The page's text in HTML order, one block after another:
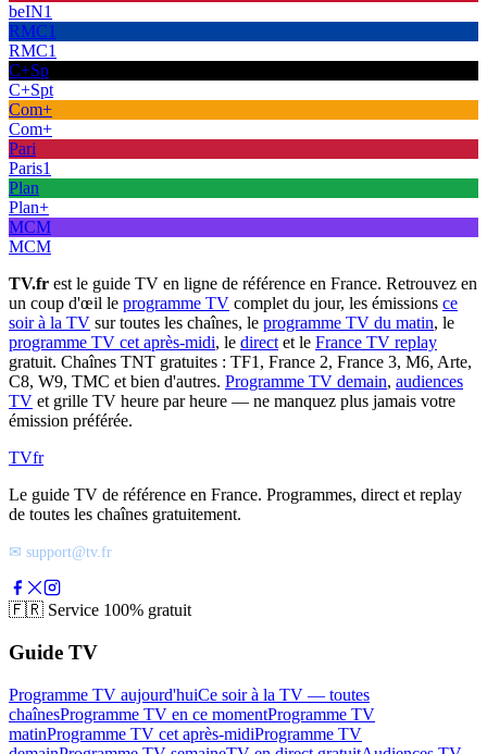
beIN1
RMC1
RMC1
C+Sp
C+Spt
Com+
Com+
Pari
Paris1
Plan
Plan+
MCM
MCM
TV.fr est le guide TV en ligne de référence en France. Retrouvez en
un coup d'œil le programme TV complet du jour, les émissions ce
soir à la TV sur toutes les chaînes, le programme TV du matin, le
programme TV cet après-midi, le direct et le France TV replay
gratuit. Chaînes TNT gratuites : TF1, France 2, France 3, M6, Arte,
C8, W9, TMC et bien d'autres. Programme TV demain, audiences
TV et grille TV heure par heure — ne manquez plus jamais votre
émission préférée.
TVfr
Le guide TV de référence en France. Programmes, direct et replay
de toutes les chaînes gratuitement.
✉ support@tv.fr
🇫🇷 Service 100% gratuit
Guide TV
Programme TV aujourd'huiCe soir à la TV — toutes
chaînesProgramme TV en ce momentProgramme TV
matinProgramme TV cet après-midiProgramme TV